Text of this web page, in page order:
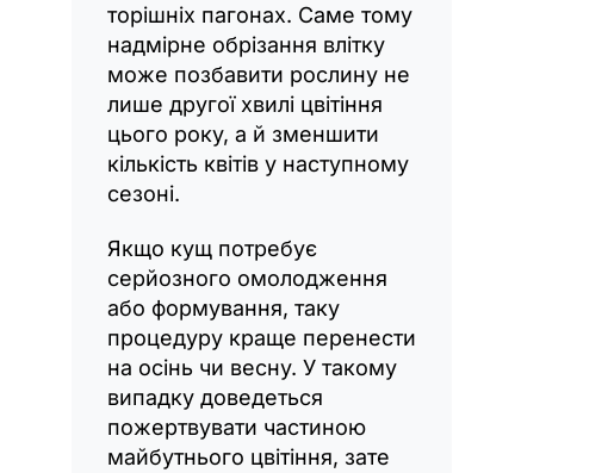
торішніх пагонах. Саме тому
надмірне обрізання влітку
може позбавити рослину не
лише другої хвилі цвітіння
цього року, а й зменшити
кількість квітів у наступному
сезоні.
Якщо кущ потребує
серйозного омолодження
або формування, таку
процедуру краще перенести
на осінь чи весну. У такому
випадку доведеться
пожертвувати частиною
майбутнього цвітіння, зате